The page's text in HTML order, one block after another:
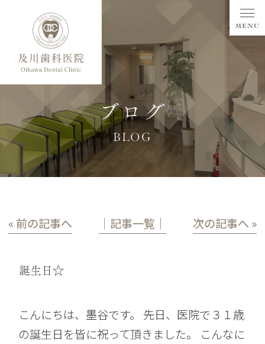
ブログ
BLOG
« 前の記事へ │記事一覧│ 次の記事へ »
誕生日☆
こんにちは、墨谷です。 先日、医院で３１歳
の誕生日を皆に祝って頂きました。 こんなに